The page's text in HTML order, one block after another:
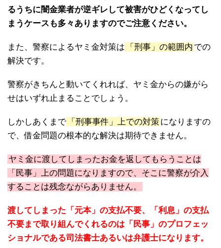
るうちに闇金業者が逆ギレして被害がひどくなってし
まうケースも多々ありますのでご注意ください。
また、警察によるヤミ金対策は 「刑事」の範囲内 での
解決です。
警察がきちんと動いてくれれば、ヤミ金からの嫌がら
せはいずれ止まることでしょう。
しかしあくまで 「刑事事件」上での対策 になりますの
で、借金問題の根本的な解決は期待できません。
ヤミ金に渡してしまったお金を返してもらうことは
「民事」上の問題になりますので、そこに警察が介入
することは残念ながらありません。
渡してしまった「元本」の支払不要、「利息」の支払
不要まで取り組んでくれるのは「民事」のプロフェッ
ショナルである司法書士あるいは弁護士になります。